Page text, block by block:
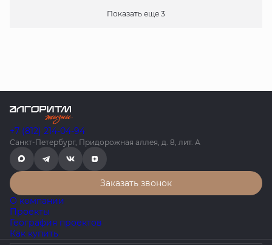
Показать еще 3
+7 (812) 214-04-94
Санкт-Петербург, Придорожная аллея, д. 8, лит. А
Заказать звонок
О компании
Проекты
География проектов
Как купить